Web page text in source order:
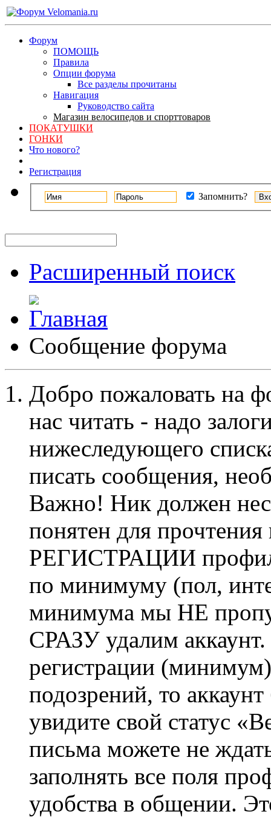
Форум
ПОМОЩЬ
Правила
Опции форума
Все разделы прочитаны
Навигация
Руководство сайта
Магазин велосипедов и спорттоваров
ПОКАТУШКИ
ГОНКИ
Что нового?
Регистрация
Запомнить?
Расширенный поиск
Сообщение форума
Добро пожаловать на
нас читать - надо
нижеследующего
писать сообщения,
Важно! Ник должен
понятен для
РЕГИСТРАЦИИ профиль
по минимуму (пол,
минимума мы НЕ
СРАЗУ удалим
регистрации
подозрений, то
увидите свой статус
письма можете не
заполнять все поля
удобства в общении.